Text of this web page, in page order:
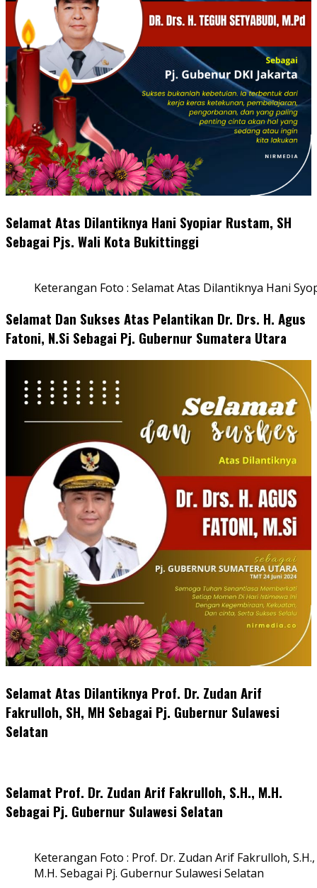
Selamat Atas Dilantiknya Hani Syopiar Rustam, SH
Sebagai Pjs. Wali Kota Bukittinggi
Keterangan Foto : Selamat Atas Dilantiknya Hani
Selamat Dan Sukses Atas Pelantikan Dr. Drs. H. Agus
Fatoni, N.Si Sebagai Pj. Gubernur Sumatera Utara
Selamat Atas Dilantiknya Prof. Dr. Zudan Arif
Fakrulloh, SH, MH Sebagai Pj. Gubernur Sulawesi
Selatan
Selamat Prof. Dr. Zudan Arif Fakrulloh, S.H., M.H.
Sebagai Pj. Gubernur Sulawesi Selatan
Keterangan Foto : Prof. Dr. Zudan Arif Fakrulloh, S.H.,
M.H. Sebagai Pj. Gubernur Sulawesi Selatan